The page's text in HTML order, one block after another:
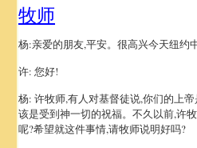
牧师
杨:亲爱的朋友,平安。很高兴今天纽约
许: 您好!
杨: 许牧师,有人对基督徒说,你们的上
该是受到神一切的祝福。不久以前,许
呢?希望就这件事情,请牧师说明好吗?